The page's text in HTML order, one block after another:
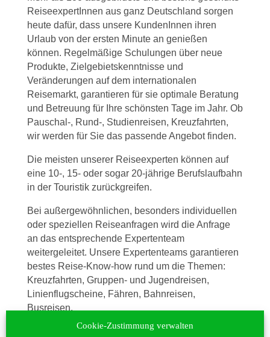
Cookie-Zustimmung verwalten
ReiseexpertInnen aus ganz Deutschland sorgen
heute dafür, dass unsere KundenInnen ihren
Urlaub von der ersten Minute an genießen
können. Regelmäßige Schulungen über neue
Produkte, Zielgebietskenntnisse und
Veränderungen auf dem internationalen
Reisemarkt, garantieren für sie optimale Beratung
und Betreuung für Ihre schönsten Tage im Jahr. Ob
Pauschal-, Rund-, Studienreisen, Kreuzfahrten,
wir werden für Sie das passende Angebot finden.
Die meisten unserer Reiseexperten können auf
eine 10-, 15- oder sogar 20-jährige Berufslaufbahn
in der Touristik zurückgreifen.
Bei außergewöhnlichen, besonders individuellen
oder speziellen Reiseanfragen wird die Anfrage
an das entsprechende Expertenteam
weitergeleitet. Unsere Expertenteams garantieren
bestes Reise-Know-how rund um die Themen:
Kreuzfahrten, Gruppen- und Jugendreisen,
Linienflugscheine, Fähren, Bahnreisen,
Busreisen.
Meine Vision war von Anfang an, mit vielfältigen